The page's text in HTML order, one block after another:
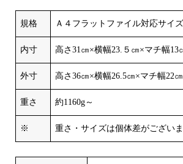
規格 Ａ４フラットファイル対応サイズ
内寸 高さ31㎝×横幅23.５㎝×マチ幅13
外寸 高さ36㎝×横幅26.5㎝×マチ幅22㎝
重さ 約1160g～
※ 重さ・サイズは個体差がございま